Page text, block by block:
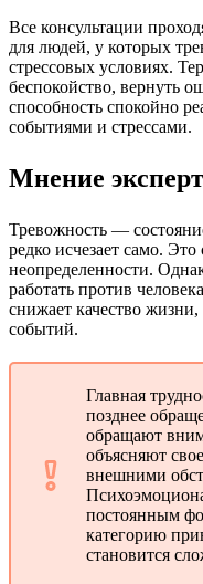
Все консультации
для людей, у которых
стрессовых условиях.
беспокойство, вернуть
способность спокойно
событиями и стрессами.
Мнение
Тревожность —
редко исчезает само.
неопределенности.
работать против
снижает качество жизни,
событий.
Главная
позднее
обращают
объясняют
внешними
постоянным
категорию
становится